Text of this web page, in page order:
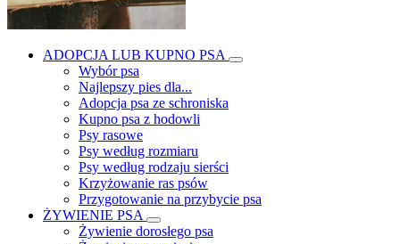
ADOPCJA LUB KUPNO PSA
Wybór psa
Najlepszy pies dla...
Adopcja psa ze schroniska
Kupno psa z hodowli
Psy rasowe
Psy według rozmiaru
Psy według rodzaju sierści
Krzyżowanie ras psów
Przygotowanie na przybycie psa
ŻYWIENIE PSA
Żywienie dorosłego psa